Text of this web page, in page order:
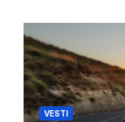
VESTI